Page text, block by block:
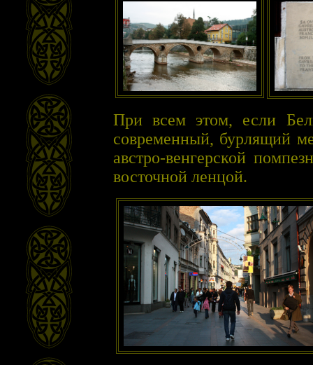
При всем этом, если
современный, бурлящий
австро-венгерской
восточной ленцой.